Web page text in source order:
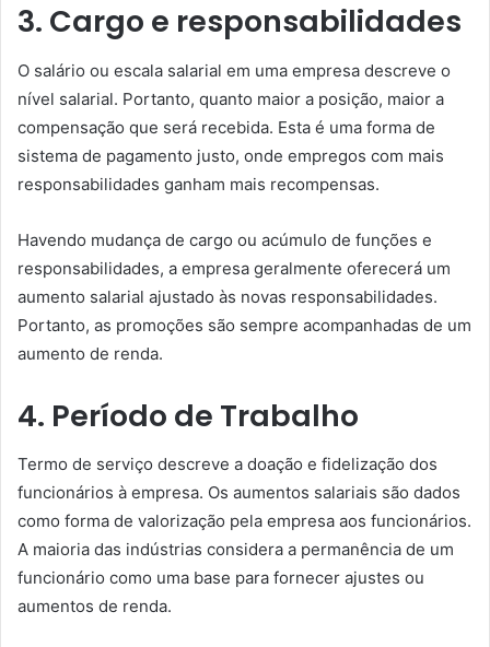
3. Cargo e responsabilidades
O salário ou escala salarial em uma empresa descreve o
nível salarial. Portanto, quanto maior a posição, maior a
compensação que será recebida. Esta é uma forma de
sistema de pagamento justo, onde empregos com mais
responsabilidades ganham mais recompensas.
Havendo mudança de cargo ou acúmulo de funções e
responsabilidades, a empresa geralmente oferecerá um
aumento salarial ajustado às novas responsabilidades.
Portanto, as promoções são sempre acompanhadas de um
aumento de renda.
4. Período de Trabalho
Termo de serviço descreve a doação e fidelização dos
funcionários à empresa. Os aumentos salariais são dados
como forma de valorização pela empresa aos funcionários.
A maioria das indústrias considera a permanência de um
funcionário como uma base para fornecer ajustes ou
aumentos de renda.